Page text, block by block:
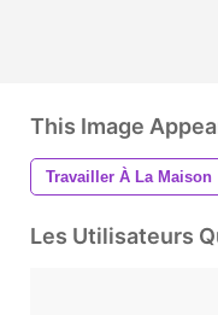
This Image
Travailler À La Maison
Les Utilisateurs